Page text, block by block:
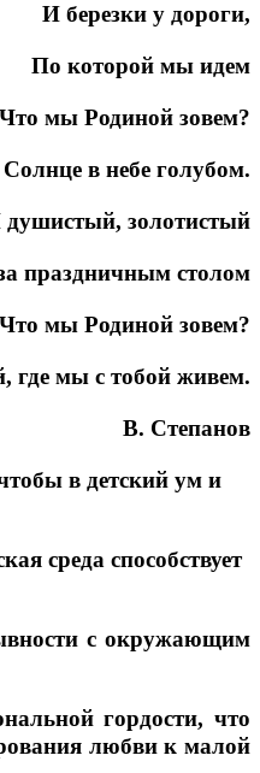
И березки у дороги,
По которой мы идем
Что мы Родиной зовем?
Солнце в небе голубом.
золотистый
праздничным столом
Что мы Родиной зовем?
где мы с тобой живем.
В. Степанов
в детский ум и
среда способствует
с окружающим
гордости, что
любви к малой